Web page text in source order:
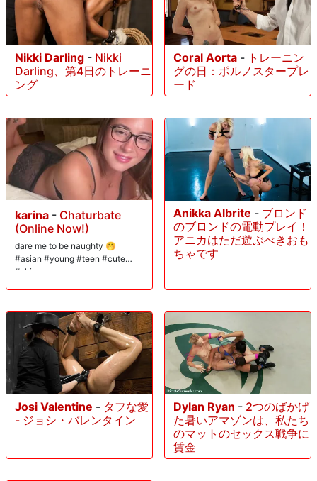
Nikki Darling - Nikki
Darling、第4日のトレーニ
ング
Coral Aorta - トレーニン
グの日：ポルノスタープレ
ード
karina - Chaturbate
(Online Now!)
dare me to be naughty 🤭
#asian #young #teen #cute
#skinny
Anikka Albrite - ブロンド
のブロンドの電動プレイ！
アニカはただ遊ぶべきおも
ちゃです
Josi Valentine - タフな愛
- ジョシ・バレンタイン
Dylan Ryan - 2つのばかげ
た暑いアマゾンは、私たち
のマットのセックス戦争に
賃金